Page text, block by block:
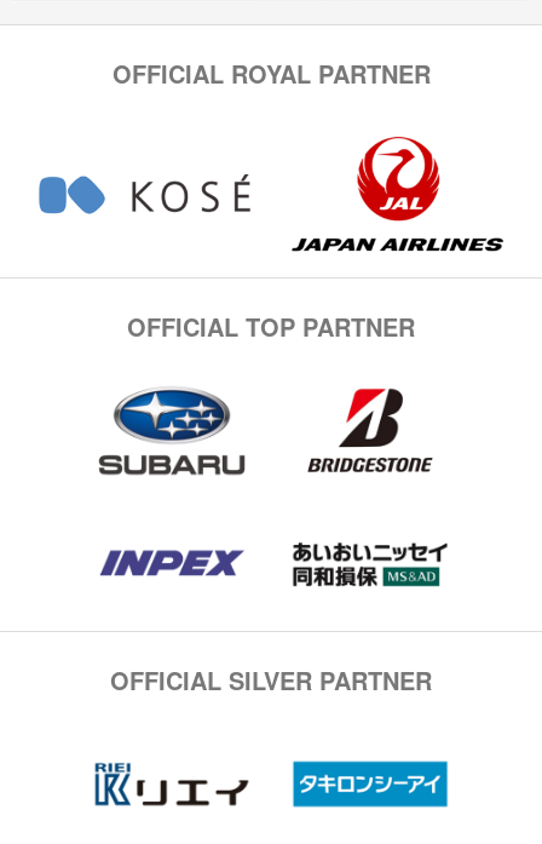
OFFICIAL ROYAL PARTNER
OFFICIAL TOP PARTNER
OFFICIAL SILVER PARTNER